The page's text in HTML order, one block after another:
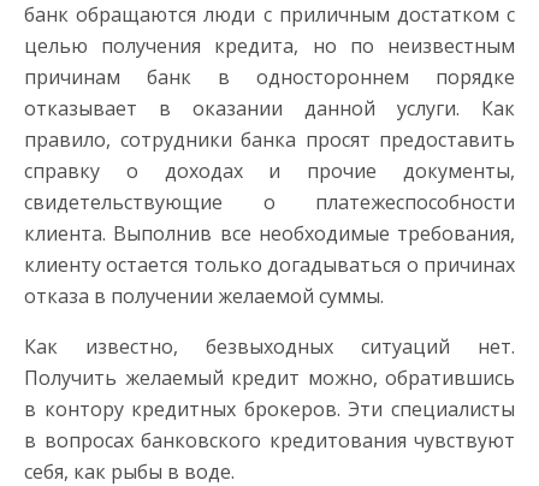
банк обращаются люди с приличным достатком с
целью получения кредита, но по неизвестным
причинам банк в одностороннем порядке
отказывает в оказании данной услуги. Как
правило, сотрудники банка просят предоставить
справку о доходах и прочие документы,
свидетельствующие о платежеспособности
клиента. Выполнив все необходимые требования,
клиенту остается только догадываться о причинах
отказа в получении желаемой суммы.
Как известно, безвыходных ситуаций нет.
Получить желаемый кредит можно, обратившись
в контору кредитных брокеров. Эти специалисты
в вопросах банковского кредитования чувствуют
себя, как рыбы в воде.